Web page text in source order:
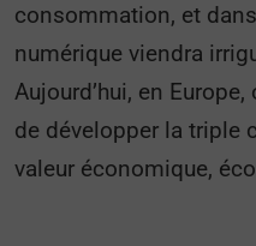
consommation, et
numérique viendra
Aujourd’hui, en
de développer la triple
valeur économique,